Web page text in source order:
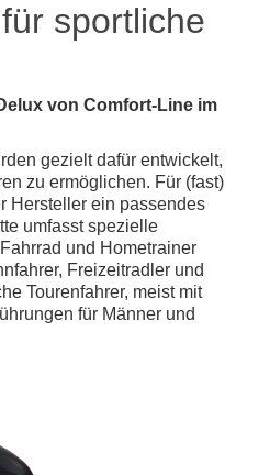
sportliche
von Comfort-Line im
gezielt dafür entwickelt,
zu ermöglichen. Für (fast)
Hersteller ein passendes
umfasst spezielle
und Hometrainer
Freizeitradler und
Tourenfahrer, meist mit
für Männer und